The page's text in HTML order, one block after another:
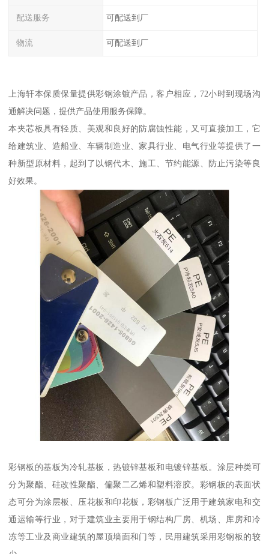
配送服务 可配送到厂
物流 可配送到厂
上海轩本保质保量提供彩钢涂镀产品，客户相应，72小时到现场沟
通解决问题，提供产品使用服务保障。
本夹芯板具有轻质、美观和良好的防腐蚀性能，又可直接加工，它
给建筑业、造船业、车辆制造业、家具行业、电气行业等提供了一
种新型原材料，起到了以钢代木、施工、节约能源、防止污染等良
好效果。
彩钢板的基板为冷轧基板，热镀锌基板和电镀锌基板。涂层种类可
分为聚酯、硅改性聚酯、偏聚二乙烯和塑料溶胶。彩钢板的表面状
态可分为涂层板、压花板和印花板，彩钢板广泛用于建筑家电和交
通运输等行业，对于建筑业主要用于钢结构厂房、机场、库房和冷
冻等工业及商业建筑的屋顶墙面和门等，民用建筑采用彩钢板的较